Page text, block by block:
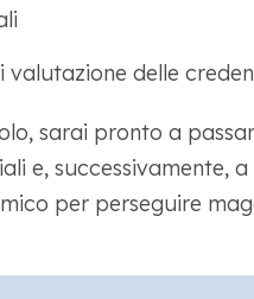
valutazione delle
sarai pronto a
e, successivamente,
per perseguire